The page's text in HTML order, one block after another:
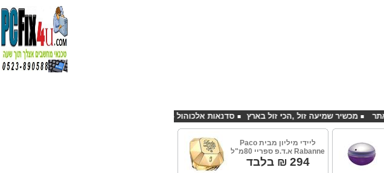
סדנאות אלכוהול - ערב גיבוש לחברות מכשיר שמיעה זול ,הכי זול בארץ
ליידי מיליון מבית Paco
Rabanne א.ד.פ ספריי 80מ"ל
294 ₪ בלבד